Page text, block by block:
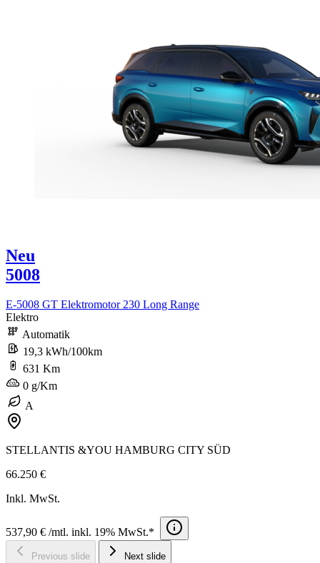
Neu
5008
E-5008 GT Elektromotor 230 Long Range
Elektro
Automatik
19,3 kWh/100km
631 Km
0 g/Km
A
STELLANTIS &YOU HAMBURG CITY SÜD
66.250 €
Inkl. MwSt.
537,90 € /mtl. inkl. 19% MwSt.*
Previous slide Next slide